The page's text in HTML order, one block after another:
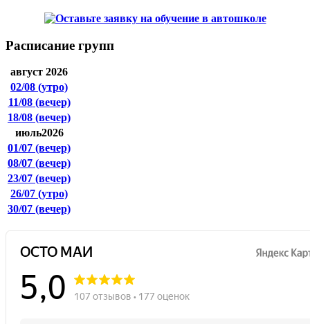
Расписание групп
август 2026
02/08 (утро)
11/08(вечер)
18/08 (вечер)
июль2026
01/07 (вечер)
08/07 (вечер)
23/07 (вечер)
26/07 (утро)
30/07 (вечер)